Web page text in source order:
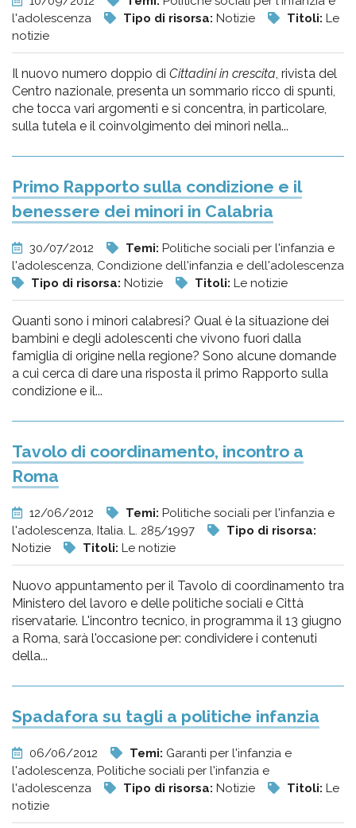
l'adolescenza
Tipo di risorsa: Notizie Titoli: Le
notizie
Il nuovo numero doppio di Cittadini in crescita, rivista del
Centro nazionale, presenta un sommario ricco di spunti,
che tocca vari argomenti e si concentra, in particolare,
sulla tutela e il coinvolgimento dei minori nella...
Primo Rapporto sulla condizione e il
benessere dei minori in Calabria
30/07/2012 Temi: Politiche sociali per l'infanzia e
l'adolescenza, Condizione dell'infanzia e dell'adolescenza
Tipo di risorsa: Notizie Titoli: Le notizie
Quanti sono i minori calabresi? Qual è la situazione dei
bambini e degli adolescenti che vivono fuori dalla
famiglia di origine nella regione? Sono alcune domande
a cui cerca di dare una risposta il primo Rapporto sulla
condizione e il...
Tavolo di coordinamento, incontro a
Roma
12/06/2012 Temi: Politiche sociali per l'infanzia e
l'adolescenza, Italia. L. 285/1997
Tipo di risorsa:
Notizie
Titoli: Le notizie
Nuovo appuntamento per il Tavolo di coordinamento tra
Ministero del lavoro e delle politiche sociali e Città
riservatarie. L'incontro tecnico, in programma il 13 giugno
a Roma, sarà l'occasione per: condividere i contenuti
della...
Spadafora su tagli a politiche infanzia
06/06/2012 Temi: Garanti per l'infanzia e
l'adolescenza, Politiche sociali per l'infanzia e
l'adolescenza
Tipo di risorsa: Notizie Titoli: Le
notizie